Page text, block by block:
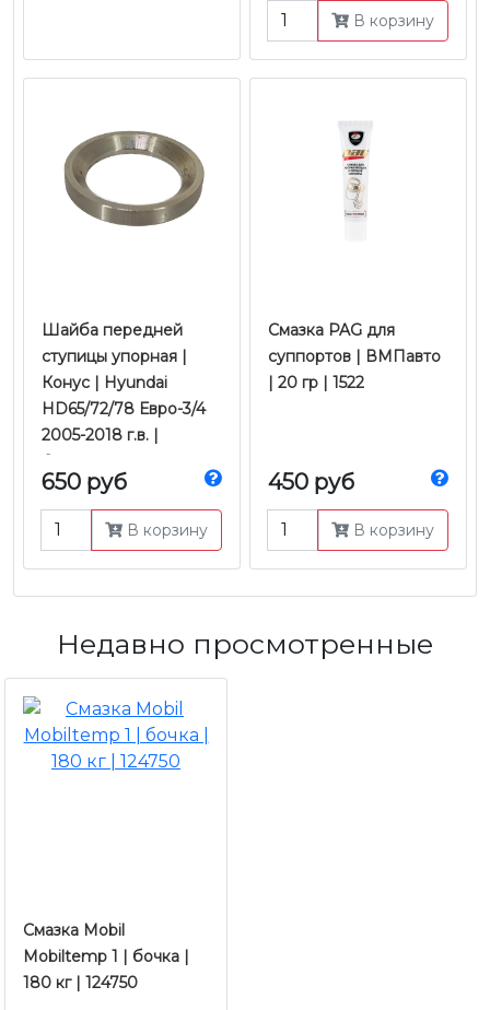
В корзину
Шайба передней
ступицы упорная |
Конус | Hyundai
HD65/72/78 Евро-3/4
2005-2018 г.в. |
Оригинал
650 руб
В корзину
Смазка PAG для
суппортов | ВМПавто
| 20 гр | 1522
450 руб
В корзину
Недавно просмотренные
Смазка Mobil
Mobiltemp 1 | бочка |
180 кг | 124750